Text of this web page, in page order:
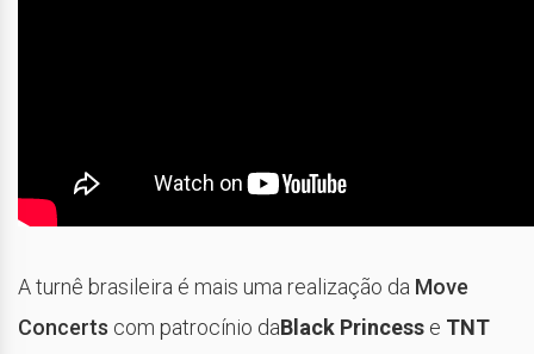
A turnê brasileira é mais uma realização da Move
Concerts com patrocínio daBlack Princess e TNT